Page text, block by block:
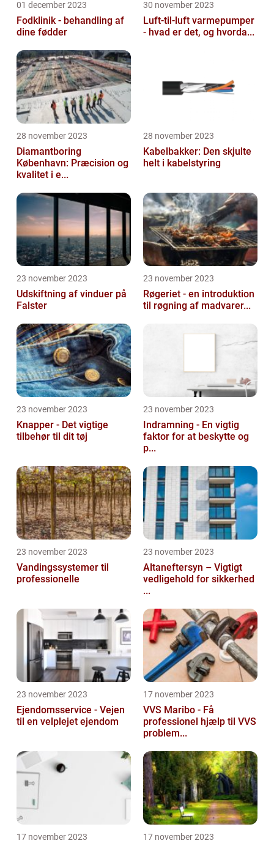
01 december 2023
Fodklinik - behandling af
dine fødder
30 november 2023
Luft-til-luft varmepumper
- hvad er det, og hvorda...
28 november 2023
Diamantboring
København: Præcision og
kvalitet i e...
28 november 2023
Kabelbakker: Den skjulte
helt i kabelstyring
23 november 2023
Udskiftning af vinduer på
Falster
23 november 2023
Røgeriet - en introduktion
til røgning af madvarer...
23 november 2023
Knapper - Det vigtige
tilbehør til dit tøj
23 november 2023
Indramning - En vigtig
faktor for at beskytte og
p...
23 november 2023
Vandingssystemer til
professionelle
23 november 2023
Altaneftersyn – Vigtigt
vedligehold for sikkerhed
...
23 november 2023
Ejendomsservice - Vejen
til en velplejet ejendom
17 november 2023
VVS Maribo - Få
professionel hjælp til VVS
problem...
17 november 2023 17 november 2023